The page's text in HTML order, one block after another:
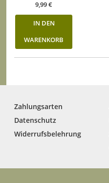
9,99€
IN DEN
WARENKORB
Zahlungsarten
Datenschutz
Widerrufsbelehrung